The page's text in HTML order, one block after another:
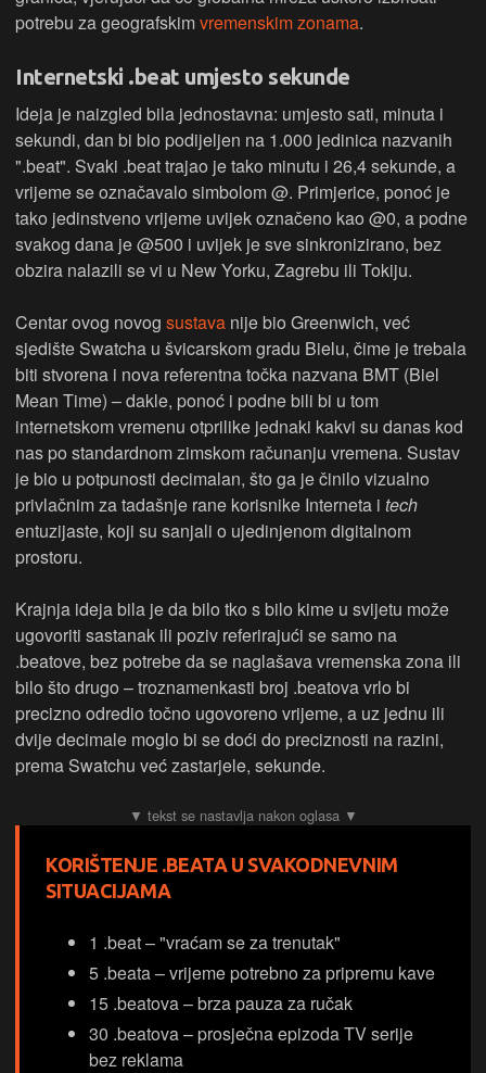
potrebu za geografskimvremenskim zonama.
Internetski .beat umjesto sekunde
Ideja je naizgled bila jednostavna: umjesto sati, minuta i
sekundi, dan bi bio podijeljen na 1.000 jedinica nazvanih
".beat". Svaki .beat trajao je tako minutu i 26,4 sekunde, a
vrijeme se označavalo simbolom @. Primjerice, ponoć je
tako jedinstveno vrijeme uvijek označeno kao @0, a podne
svakog dana je @500 i uvijek je sve sinkronizirano, bez
obzira nalazili se vi u New Yorku, Zagrebu ili Tokiju.
Centar ovog novog sustava nije bio Greenwich, već
sjedište Swatcha u švicarskom gradu Bielu, čime je trebala
biti stvorena i nova referentna točka nazvana BMT (Biel
Mean Time) – dakle, ponoć i podne bili bi u tom
internetskom vremenu otprilike jednaki kakvi su danas kod
nas po standardnom zimskom računanju vremena. Sustav
je bio u potpunosti decimalan, što ga je činilo vizualno
privlačnim za tadašnje rane korisnike Interneta i tech
entuzijaste, koji su sanjali o ujedinjenom digitalnom
prostoru.
Krajnja ideja bila je da bilo tko s bilo kime u svijetu može
ugovoriti sastanak ili poziv referirajući se samo na
.beatove, bez potrebe da se naglašava vremenska zona ili
bilo što drugo – troznamenkasti broj .beatova vrlo bi
precizno odredio točno ugovoreno vrijeme, a uz jednu ili
dvije decimale moglo bi se doći do preciznosti na razini,
prema Swatchu već zastarjele, sekunde.
KORIŠTENJE .BEATA U SVAKODNEVNIM
SITUACIJAMA
1 .beat – "vraćam se za trenutak"
5 .beata – vrijeme potrebno za pripremu kave
15 .beatova – brza pauza za ručak
30 .beatova – prosječna epizoda TV serije
bez reklama